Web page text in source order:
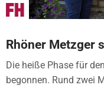
Rhöner Metzger
Die heiße Phase für
begonnen. Rund zwei